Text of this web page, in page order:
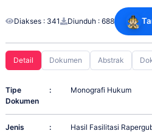
Diakses : 341 Diunduh : 688
Detail Dokumen Abstrak
Tipe
Dokumen
: Monografi Hukum
Jenis : Hasil Fasilitasi